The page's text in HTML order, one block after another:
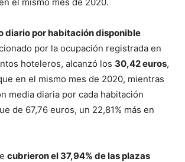
diario por habitación disponible
por la ocupación registrada en
hoteleros, alcanzó los 30,42 euros,
en el mismo mes de 2020, mientras
media diaria por cada habitación
de 67,76 euros, un 22,81% más en
cubrieron el 37,94% de las plazas